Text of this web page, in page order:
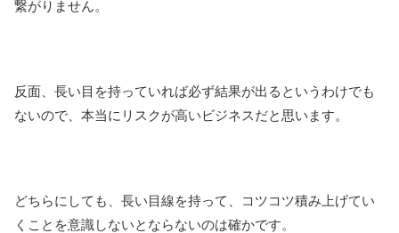
繋がりません。
反面、長い目を持っていれば必ず結果が出るというわけでも
ないので、本当にリスクが高いビジネスだと思います。
どちらにしても、長い目線を持って、コツコツ積み上げてい
くことを意識しないとならないのは確かです。